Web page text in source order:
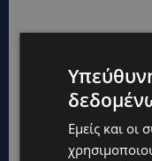
Εμείς και οι